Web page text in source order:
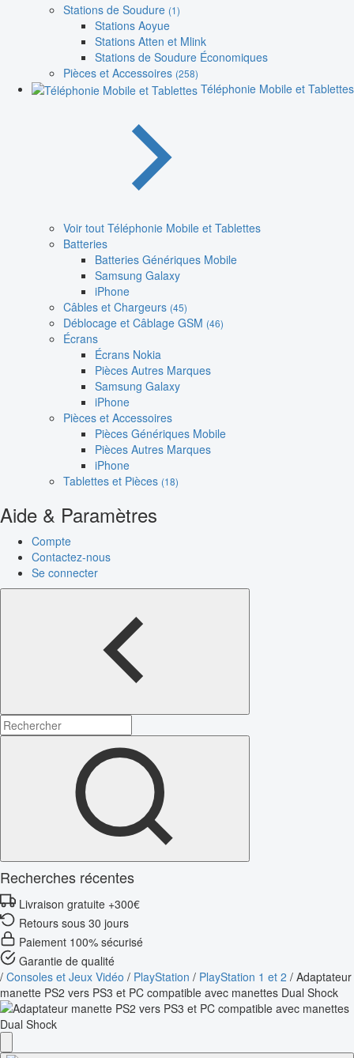
Stations de Soudure (1)
Stations Aoyue
Stations Atten et Mlink
Stations de Soudure Économiques
Pièces et Accessoires (258)
Téléphonie Mobile et Tablettes
Voir tout Téléphonie Mobile et Tablettes
Batteries
Batteries Génériques Mobile
Samsung Galaxy
iPhone
Câbles et Chargeurs (45)
Déblocage et Câblage GSM (46)
Écrans
Écrans Nokia
Pièces Autres Marques
Samsung Galaxy
iPhone
Pièces et Accessoires
Pièces Génériques Mobile
Pièces Autres Marques
iPhone
Tablettes et Pièces (18)
Aide & Paramètres
Compte
Contactez-nous
Se connecter
Recherches récentes
Livraison gratuite +300€
Retours sous 30 jours
Paiement 100% sécurisé
Garantie de qualité
/ Consoles et Jeux Vidéo / PlayStation / PlayStation 1 et 2 / Adaptateur
manette PS2 vers PS3 et PC compatible avec manettes Dual Shock